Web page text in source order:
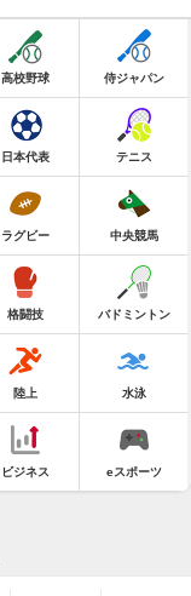
高校野球 侍ジャパン
日本代表 テニス
ラグビー 中央競馬
格闘技 バドミントン
陸上 水泳
ビジネス eスポーツ